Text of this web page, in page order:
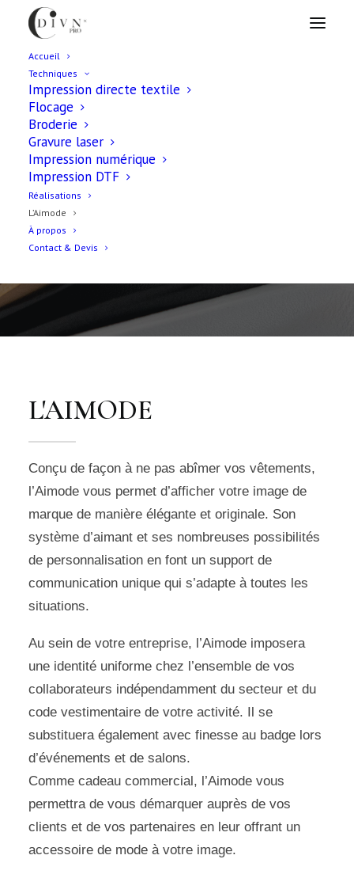
Accueil
Techniques
Impression directe textile
Flocage
Broderie
Gravure laser
Impression numérique
Impression DTF
Réalisations
L’Aimode
À propos
Contact & Devis
Valorise z
mani
person n
L'AIMODE
Conçu de façon à ne pas abîmer vos vêtements,
l’Aimode vous permet d’afficher votre image de
marque de manière élégante et originale. Son
système d’aimant et ses nombreuses possibilités
de personnalisation en font un support de
communication unique qui s’adapte à toutes les
situations.
Au sein de votre entreprise, l’Aimode imposera
une identité uniforme chez l’ensemble de vos
collaborateurs indépendamment du secteur et du
code vestimentaire de votre activité. Il se
substituera également avec finesse au badge lors
d’événements et de salons.
Comme cadeau commercial, l’Aimode vous
permettra de vous démarquer auprès de vos
clients et de vos partenaires en leur offrant un
accessoire de mode à votre image.